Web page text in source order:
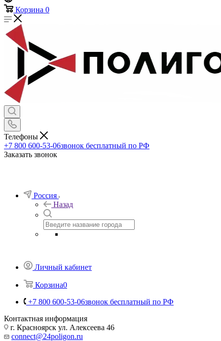
Корзина 0
Телефоны
+7 800 600-53-06звонок бесплатный по РФ
Заказать звонок
Россия
Назад
Личный кабинет
Корзина0
+7 800 600-53-06звонок бесплатный по РФ
Контактная информация
г. Красноярск ул. Алексеева 46
connect@24poligon.ru